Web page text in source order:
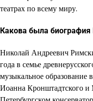
театрах по всему миру.
Какова была
Николай Андреевич
года в семье
музыкальное образование
Иоанна Кронштадтского